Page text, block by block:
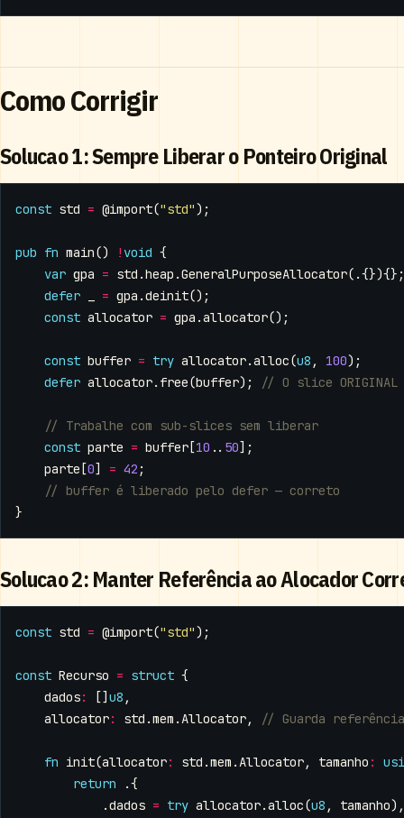
Como Corrigir
Solucao 1: Sempre Liberar o Ponteiro Original
const std = @import("std" );
pub fn main() ! void {
var gpa = std .heap .GeneralPurposeAllocator(.{}){};
defer
= gpa .deinit();
const allocator = gpa .allocator();
const buffer = try allocator.alloc(u8 , 100);
defer allocator. free(buffer);
const parte = buffer [10 .. 50];
parte [0] = 42 ;
}
Solucao 2: Manter Referência ao Alocador
const std = @import("std" );
const Recurso = struct {
dados: [] u8 ,
allocator: std .mem .Allocator,
fn init(allocator: std .mem .Allocator, tamanho :
return
.{
.dados = try allocator.alloc(u8 , tamanho),